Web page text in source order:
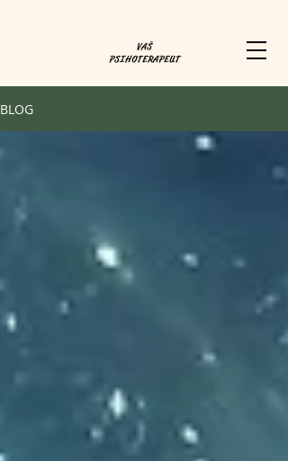
VAŠ
PSIHOTERAPEUT
BLOG